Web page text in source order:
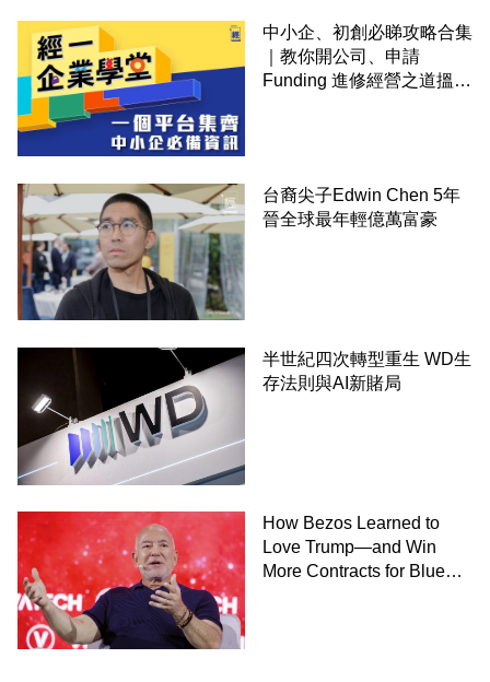
中小企、初創必睇攻略合集
｜教你開公司、申請
Funding 進修經營之道搵大
台裔尖子Edwin Chen 5年
晉全球最年輕億萬富豪
半世紀四次轉型重生 WD生
存法則與AI新賭局
How Bezos Learned to
Love Trump—and Win
More Contracts for Blue